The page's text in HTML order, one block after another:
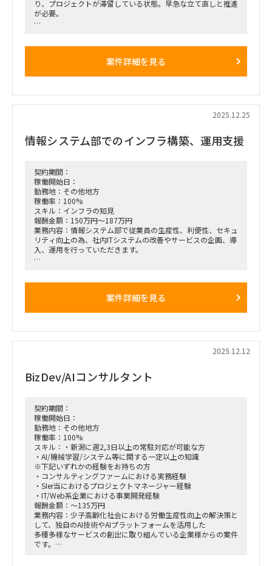
り、プロジェクトが滞留している状態。早急な立て直しと推進
が必要。
Credential Provider for Windows）
案件詳細を見る
2025.12.25
情報システム部でのインフラ構築、運用支援
契約期間：
稼働開始日：
勤務地：その他地方
稼働率：100%
スキル：インフラの知見
報酬金額：150万円～187万円
業務内容：情報システム部で従業員の生産性、利便性、セキュ
リティ向上の為、社内ITシステムの改善やサービスの企画、導
入、運用を行っていただきます。
・社内情報システムのインフラの不具合への恒久対策の検討・
自家発電（大型UPS)
TV会議装置、監視カメラ、無線LANなど
体制：2名＋今回の募集枠の方
稼働開始日：2026年1月中旬もしくは下旬から開始予定
働き方：名古屋オフィスに週3以上出社
案件詳細を見る
2025.12.12
BizDev/AIコンサルタント
契約期間：
稼働開始日：
勤務地：その他地方
稼働率：100%
スキル：・新潟に週2,3日以上の常駐対応が可能な方
・AI/機械学習/システム等に関する一定以上の知識
※下記いずれかの経験をお持ちの方
・コンサルティングファームにおける実務経験
・SIer当におけるプロジェクトマネージャー経験
・IT/Web系企業における事業開発経験
報酬金額：～135万円
業務内容：少子高齢化社会における労働生産性向上の解決策と
して、独自のAI技術やAIプラットフォームを活用した
多種多様なサービスの創出に取り組んでいる企業様からの案件
です。